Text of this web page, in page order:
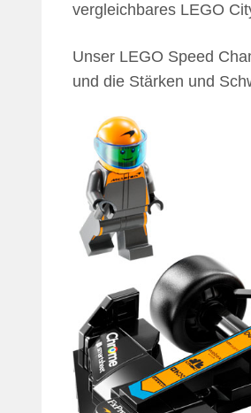
vergleichbares LEGO
Unser LEGO Speed
und die Stärken und